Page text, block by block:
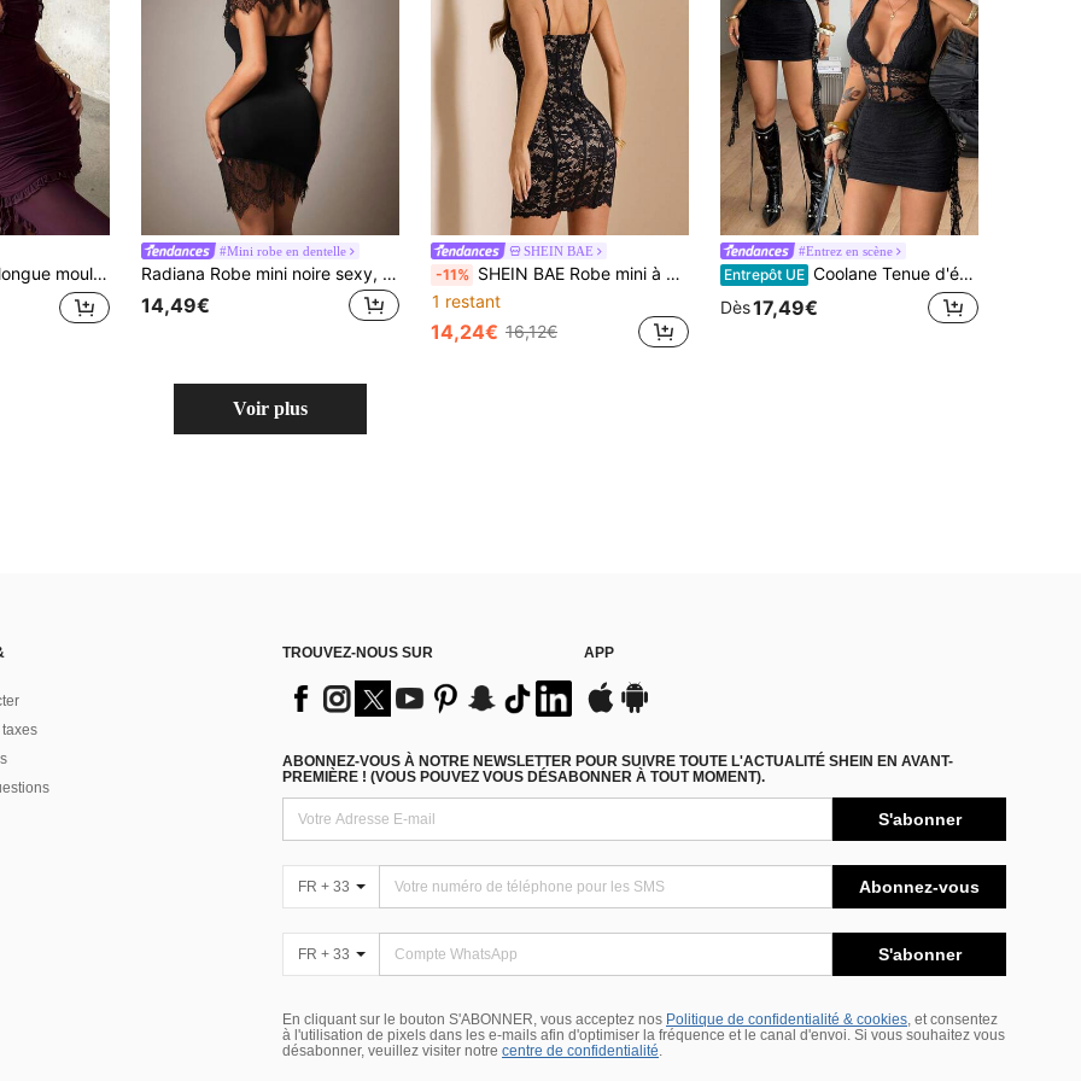
élégant violet-rouge pour femmes, pour rendez-vous, vacances, fête, remise de diplôme
#Mini robe en dentelle
Radiana Robe mini noire sexy, élégante et chic pour femme avec patchwork de dentelle transparente et foulard, convient pour la nuit, les rendez-vous, les rassemblements, les fêtes, les anniversaires, les mariages, les banquets, les occasions formelles, tenue de rendez-vous, tenue de vacances
14,49€
SHEIN BAE
-11% SHEIN BAE Robe mini à bretelles spaghetti en dentelle noire, robe noire
1 restant
14,24€ 16,12€
#Entrez en scène
Entrepôt UE Coolane Tenue d'été pour femmes Robe mini noire à panneau en dentelle ajourée avec encolure ras-du-cou, convient pour les vacances, les rendez-vous, les festivals de musique, les concerts - Tenue occidentale, concert, rave, festival, robe en dentelle, robe sexy, robe de sortie, robe mini sexy dos nu pour femmes
Dès17,49€
Voir plus
taxes
TROUVEZ-NOUS SUR APP
ABONNEZ-VOUS À NOTRE NEWSLETTER POUR SUIVRE TOUTE L'ACTUALITÉ SHEIN EN AVANT-
PREMIÈRE ! (VOUS POUVEZ VOUS DÉSABONNER À TOUT MOMENT).
S'abonner
FR + 33 Abonnez-vous
FR + 33 S'abonner
En cliquant sur le bouton S'ABONNER, vous acceptez nos Politique de confidentialité & cookies, et consentez
à l'utilisation de pixels dans les e-mails afin d'optimiser la fréquence et le canal d'envoi. Si vous souhaitez vous
désabonner, veuillez visiter notre centre de confidentialité.